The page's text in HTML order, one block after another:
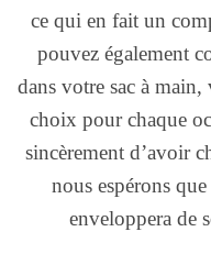
ce qui en fait un
pouvez également
dans votre sac à
choix pour chaque
sincèrement d’avoir
nous espérons
enveloppera de